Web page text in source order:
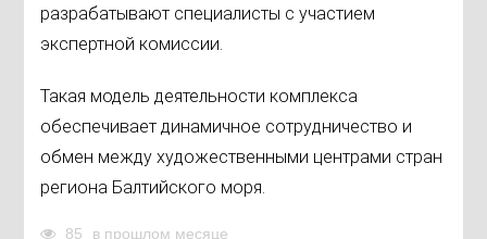
разрабатывают специалисты с участием
экспертной комиссии.
Такая модель деятельности комплекса
обеспечивает динамичное сотрудничество и
обмен между художественными центрами стран
региона Балтийского моря.
85
в прошлом месяце